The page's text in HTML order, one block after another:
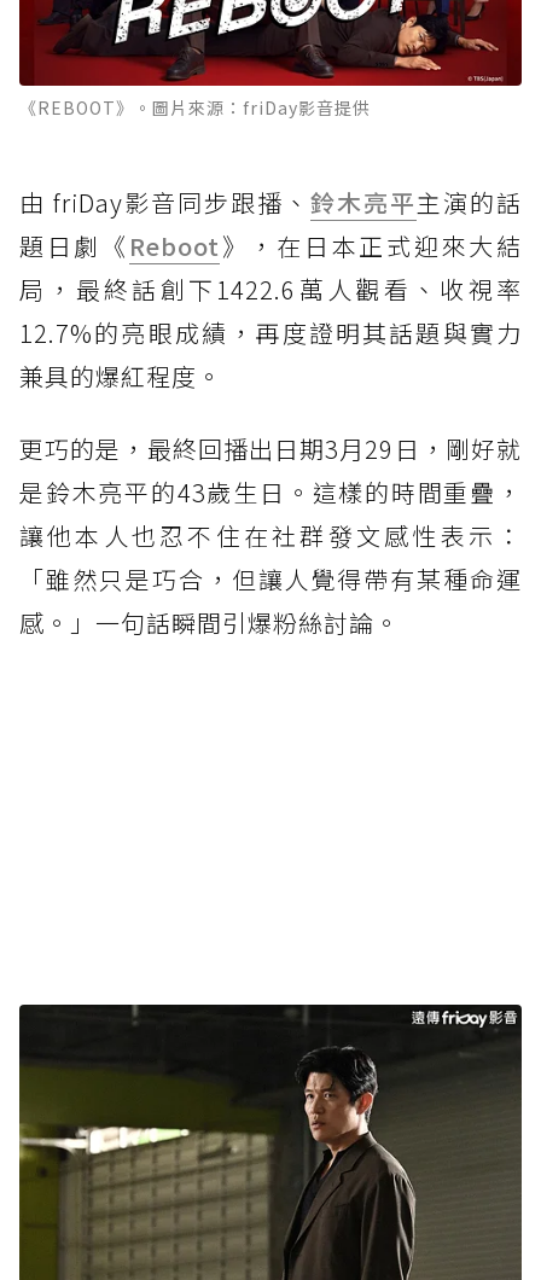
《REBOOT》。圖片來源：friDay影音提供
由 friDay影音同步跟播、 鈴木亮平主演的話
題日劇《 Reboot》，在日本正式迎來大結
局，最終話創下1422.6萬人觀看、收視率
12.7%的亮眼成績，再度證明其話題與實力
兼具的爆紅程度。
更巧的是，最終回播出日期3月29日，剛好就
是鈴木亮平的43歲生日。這樣的時間重疊，
讓他本人也忍不住在社群發文感性表示：
「雖然只是巧合，但讓人覺得帶有某種命運
感。」一句話瞬間引爆粉絲討論。